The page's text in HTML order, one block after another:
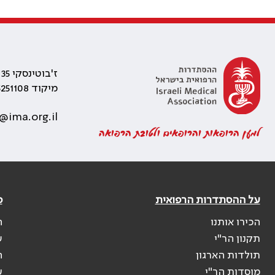
למען הרופאות והרופאים ולטובת הרפואה
ז'בוטינסקי 35 רמת גן, בניין התאומים 2
מיקוד 5251108
על ההסתדרות הרפואית
הכירו אותנו
תקנון הר"י
תולדות הארגון
מוסדות הר"י